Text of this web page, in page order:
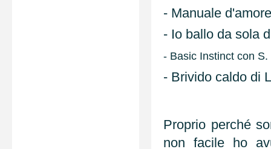
- Manuale
- Io ballo da sola
- Basic Instinct con
- Brivido caldo di
Proprio perché
non facile ho